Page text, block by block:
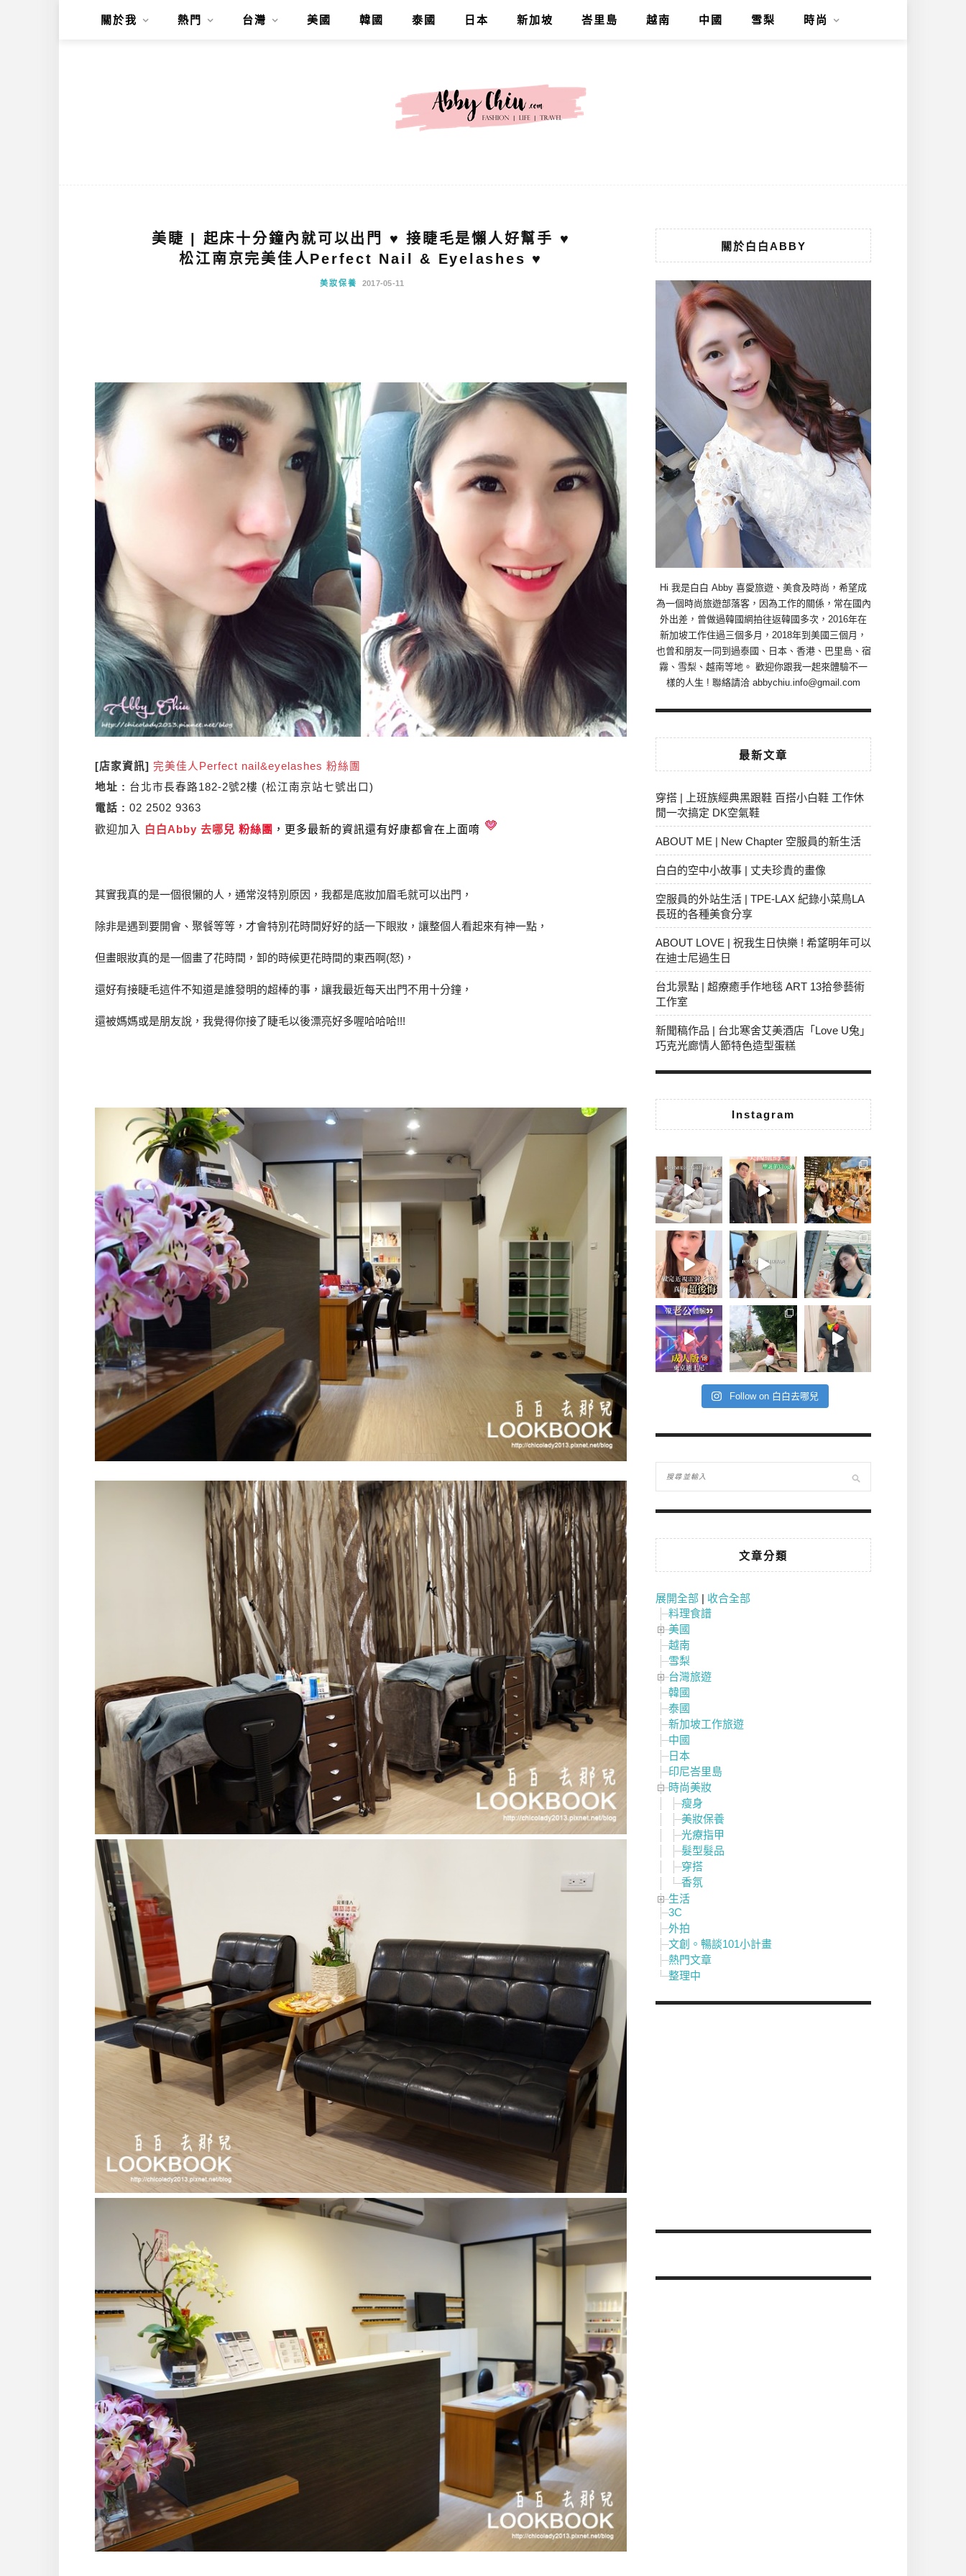
關於我 熱門 台灣 美國 韓國 泰國 日本 新加坡 峇里島 越南 中國 雪梨 時尚
美睫 | 起床十分鐘內就可以出門 ♥ 接睫毛是懶人好幫手 ♥
松江南京完美佳人Perfect Nail & Eyelashes ♥
美妝保養 2017-05-11
[店家資訊] 完美佳人Perfect nail&eyelashes 粉絲團
地址 : 台北市長春路182-2號2樓 (松江南京站七號出口)
電話 : 02 2502 9363
歡迎加入 白白Abby 去哪兒 粉絲團 ，更多最新的資訊還有好康都會在上面唷
其實我真的是一個很懶的人，通常沒特別原因，我都是底妝加眉毛就可以出門，
除非是遇到要開會、聚餐等等，才會特別花時間好好的話一下眼妝，讓整個人看起來有神一點，
但畫眼妝真的是一個畫了花時間，卸的時候更花時間的東西啊(怒)，
還好有接睫毛這件不知道是誰發明的超棒的事，讓我最近每天出門不用十分鐘，
還被媽媽或是朋友說，我覺得你接了睫毛以後漂亮好多喔哈哈哈!!!
關於白白ABBY
Hi 我是白白 Abby 喜愛旅遊、美食及時尚，希望成
為一個時尚旅遊部落客，因為工作的關係，常在國內
外出差，曾做過韓國網拍往返韓國多次，2016年在
新加坡工作住過三個多月，2018年到美國三個月，
也曾和朋友一同到過泰國、日本、香港、巴里島、宿
霧、雪梨、越南等地。 歡迎你跟我一起來體驗不一
樣的人生 ! 聯絡請洽 abbychiu.info@gmail.com
最新文章
穿搭 | 上班族經典黑跟鞋 百搭小白鞋 工作休
閒一次搞定 DK空氣鞋
ABOUT ME | New Chapter 空服員的新生活
白白的空中小故事 | 丈夫珍貴的畫像
空服員的外站生活 | TPE-LAX 紀錄小菜鳥LA
長班的各種美食分享
ABOUT LOVE | 祝我生日快樂 ! 希望明年可以
在迪士尼過生日
台北景點 | 超療癒手作地毯 ART 13拾參藝術
工作室
新聞稿作品 | 台北寒舍艾美酒店「Love U兔」
巧克光廊情人節特色造型蛋糕
Instagram
Follow on 白白去哪兒
文章分類
展開全部 | 收合全部
料理食譜
美國
越南
雪梨
台灣旅遊
韓國
泰國
新加坡工作旅遊
中國
日本
印尼峇里島
時尚美妝
瘦身
美妝保養
光療指甲
髮型髮品
穿搭
香氛
生活
3C
外拍
文創。暢談101小計畫
熱門文章
整理中